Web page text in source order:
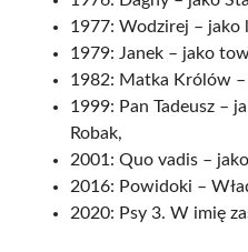
1977: Wodzirej – jako
1979: Janek – jako
1982: Matka Królów
1999: Pan Tadeusz –
Robak,
2001: Quo vadis –
2016: Powidoki –
2020: Psy 3. W imię